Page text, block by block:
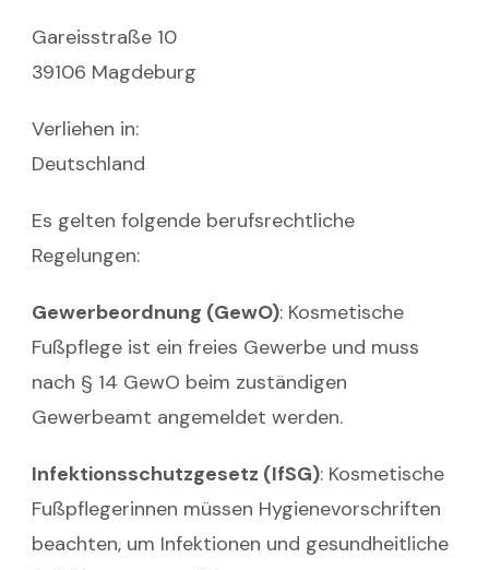
Gareisstraße 10
39106 Magdeburg
Verliehen in:
Deutschland
Es gelten folgende berufsrechtliche
Regelungen:
Gewerbeordnung (GewO): Kosmetische
Fußpflege ist ein freies Gewerbe und muss
nach § 14 GewO beim zuständigen
Gewerbeamt angemeldet werden.
Infektionsschutzgesetz (IfSG): Kosmetische
Fußpflegerinnen müssen Hygienevorschriften
beachten, um Infektionen und gesundheitliche